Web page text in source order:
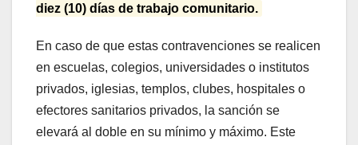
diez (10) días de trabajo comunitario.
En caso de que estas contravenciones se realicen
en escuelas, colegios, universidades o institutos
privados, iglesias, templos, clubes, hospitales o
efectores sanitarios privados, la sanción se
elevará al doble en su mínimo y máximo. Este